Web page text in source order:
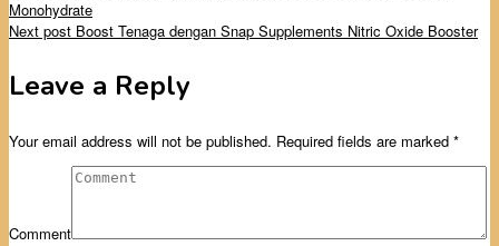
Monohydrate
Next post Boost Tenaga dengan Snap Supplements Nitric Oxide Booster
Leave a Reply
Your email address will not be published. Required fields are marked *
Comment